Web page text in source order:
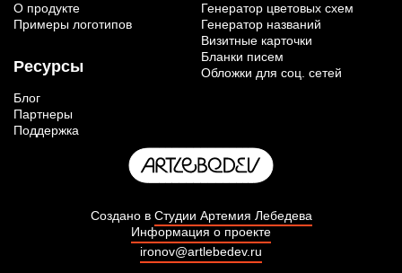
О продукте
Примеры логотипов
Ресурсы
Блог
Партнеры
Поддержка
Генератор цветовых схем
Генератор названий
Визитные карточки
Бланки писем
Обложки для соц. сетей
Создано в Студии Артемия Лебедева
Информация о проекте
ironov@artlebedev.ru